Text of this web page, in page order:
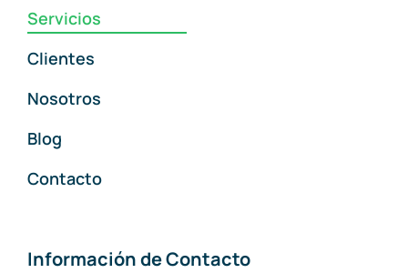
Servicios
Clientes
Nosotros
Blog
Contacto
Información de Contacto